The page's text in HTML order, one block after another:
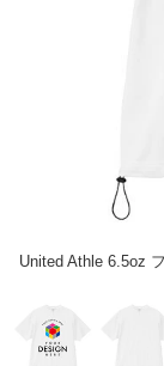
United Athle 6.5oz